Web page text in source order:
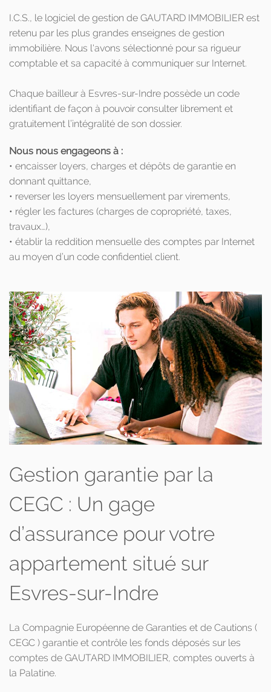
I.C.S., le logiciel de gestion de GAUTARD IMMOBILIER est
retenu par les plus grandes enseignes de gestion
immobilière. Nous l'avons sélectionné pour sa rigueur
comptable et sa capacité à communiquer sur Internet.
Chaque bailleur à Esvres-sur-Indre possède un code
identifiant de façon à pouvoir consulter librement et
gratuitement l’intégralité de son dossier.
Nous nous engageons à :
• encaisser loyers, charges et dépôts de garantie en
donnant quittance,
• reverser les loyers mensuellement par virements,
• régler les factures (charges de copropriété, taxes,
travaux…),
• établir la reddition mensuelle des comptes par Internet
au moyen d’un code confidentiel client.
Gestion garantie par la
CEGC : Un gage
d’assurance pour votre
appartement situé sur
Esvres-sur-Indre
La Compagnie Européenne de Garanties et de Cautions (
CEGC ) garantie et contrôle les fonds déposés sur les
comptes de GAUTARD IMMOBILIER, comptes ouverts à
la Palatine.